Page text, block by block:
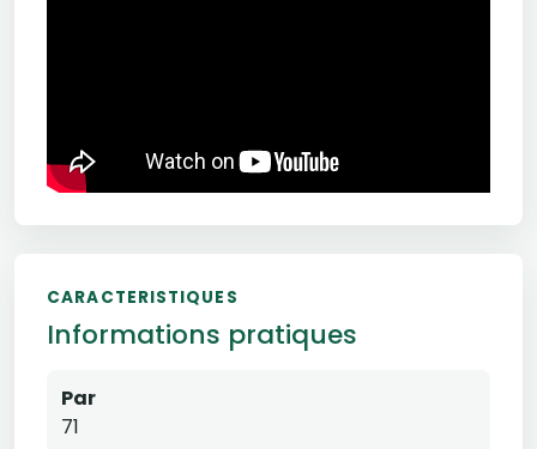
CARACTERISTIQUES
Informations pratiques
Par
71